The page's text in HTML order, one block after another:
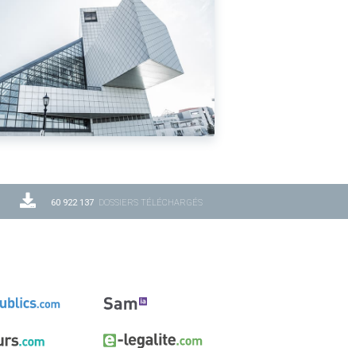
60 922 137 DOSSIERS TÉLÉCHARGÉS